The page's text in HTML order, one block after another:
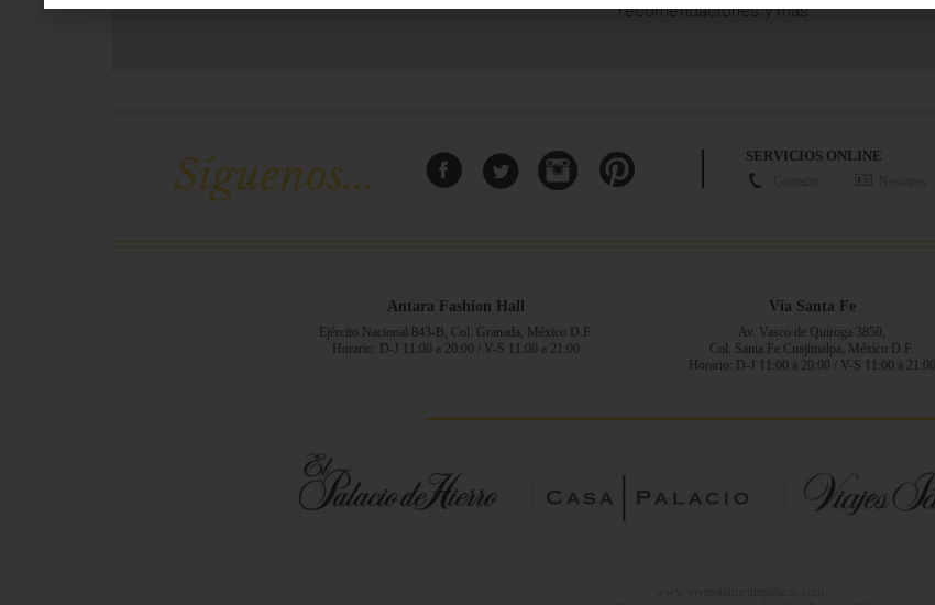
recomendaciones y más.
Síguenos... SERVICIOS ONLINE
Antara Fashion Hall
Ejército Nacional 843-B, Col. Granada, México D.F.
Horario: D-J 11:00 a 20:00 / V-S 11:00 a 21:00
Vía Santa Fe
Av. Vasco de Quiroga 3850,
Col. Santa Fe Cuajimalpa, México D.F.
Horario: D-J 11:00 a 20:00 / V-S 11:00 a 21:00